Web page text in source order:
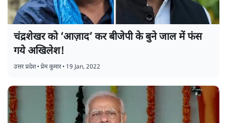
चंद्रशेखर को ‘आज़ाद’ कर बीजेपी के बुने जाल में फंस
गये अखिलेश!
उत्तर प्रदेश•प्रेम कुमार• 19 Jan, 2022